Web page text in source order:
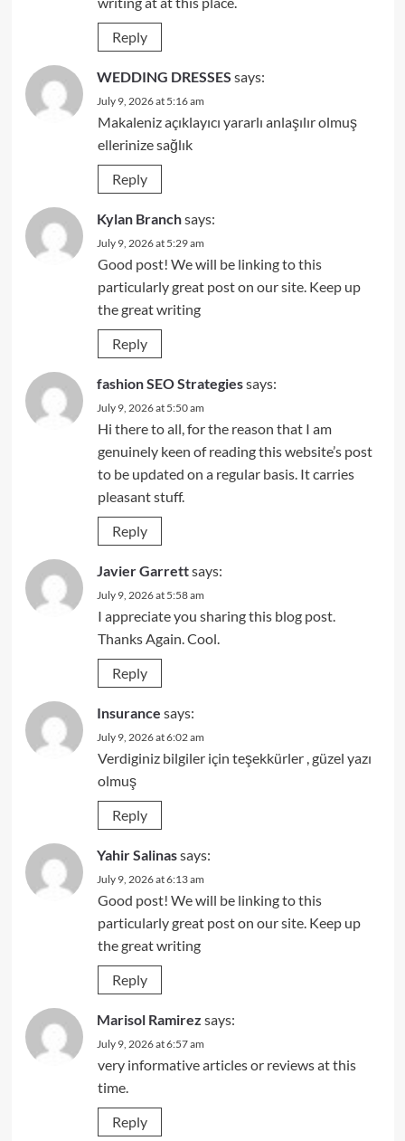
Reply
WEDDING DRESSES says:
July 9, 2026 at 5:16 am
Makaleniz açıklayıcı yararlı anlaşılır olmuş
ellerinize sağlık
Reply
Kylan Branchsays:
July 9, 2026 at 5:29 am
Good post! We will be linking to this
particularly great post on our site. Keep up
the great writing
Reply
fashion SEO Strategiessays:
July 9, 2026 at 5:50 am
Hi there to all, for the reason that I am
genuinely keen of reading this website’s post
to be updated on a regular basis. It carries
pleasant stuff.
Reply
Javier Garrettsays:
July 9, 2026 at 5:58 am
I appreciate you sharing this blog post.
Thanks Again. Cool.
Reply
Insurance says:
July 9, 2026 at 6:02 am
Verdiginiz bilgiler için teşekkürler , güzel yazı
olmuş
Reply
Yahir Salinassays:
July 9, 2026 at 6:13 am
Good post! We will be linking to this
particularly great post on our site. Keep up
the great writing
Reply
Marisol Ramirez says:
July 9, 2026 at 6:57 am
very informative articles or reviews at this
time.
Reply